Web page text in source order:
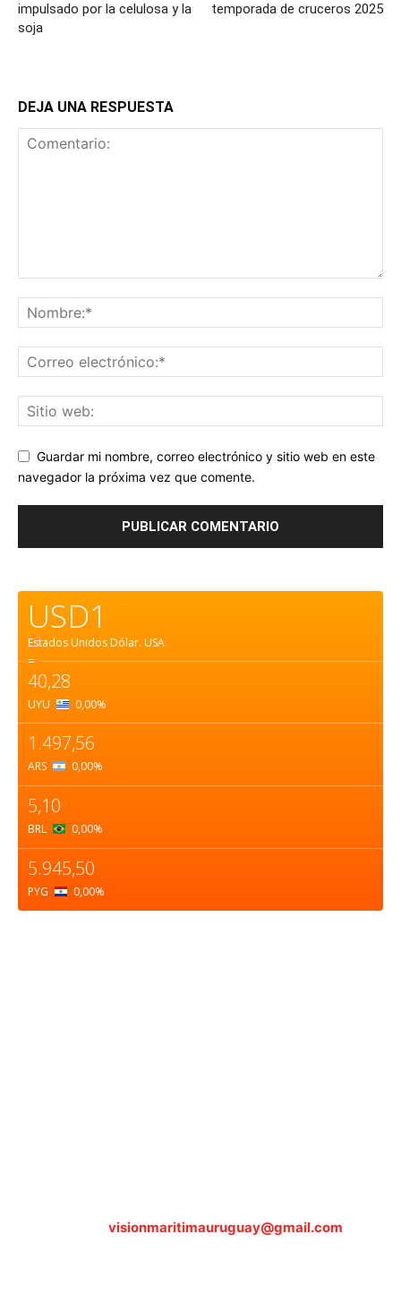
impulsado por la celulosa y la
soja
temporada de cruceros 2025
DEJA UNA RESPUESTA
Guardar mi nombre, correo electrónico y sitio web en este
navegador la próxima vez que comente.
USD1
Estados Unidos Dólar. USA
=
40,28
UYU 0,00%
1.497,56
ARS 0,00%
5,10
BRL 0,00%
5.945,50
PYG 0,00%
visionmaritimauruguay@gmail.com